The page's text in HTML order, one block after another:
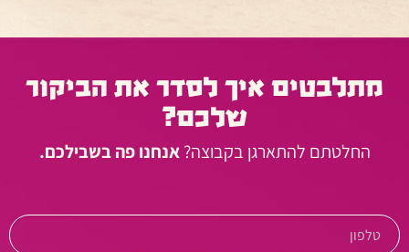
מתלבטים איך לסדר את הביקור
שלכם?
החלטתם להתארגן בקבוצה?אנחנו פה בשבילכם.